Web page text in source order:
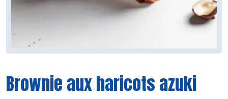
Brownie aux haricots azuki